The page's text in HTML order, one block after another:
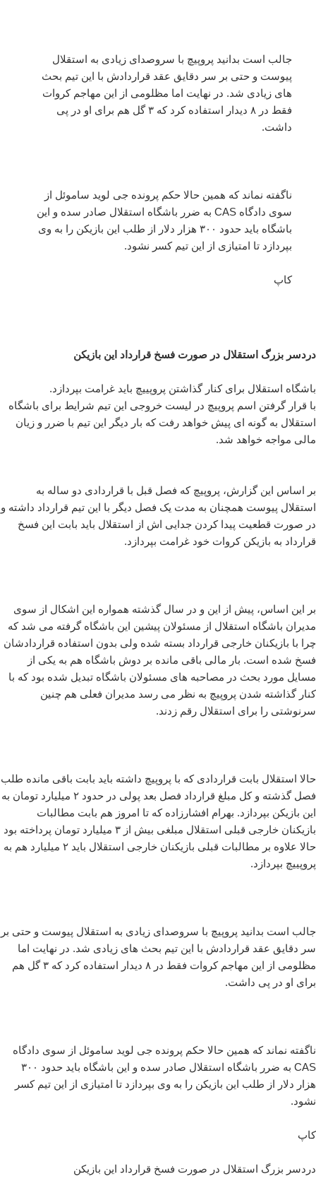
جالب است بدانید پروپیچ با سروصدای زیادی به استقلال
پیوست و حتی بر سر دقایق عقد قراردادش با این تیم بحث
های زیادی شد. در نهایت اما مظلومی از این مهاجم کروات
فقط در ۸ دیدار استفاده کرد که ۳ گل هم برای او در پی
داشت.
ناگفته نماند که همین حالا حکم پرونده جی لوید ساموئل از
سوی دادگاه CAS به ضرر باشگاه استقلال صادر سده و این
باشگاه باید حدود ۳۰۰ هزار دلار از طلب این بازیکن را به وی
بپردازد تا امتیازی از این تیم کسر نشود.
کاپ
دردسر بزرگ استقلال در صورت فسخ قرارداد این بازیکن
باشگاه استقلال برای کنار گذاشتن پروپییچ باید غرامت بپردازد.
با قرار گرفتن اسم پروپیچ در لیست خروجی این تیم شرایط برای باشگاه
استقلال به گونه ای پیش خواهد رفت که بار دیگر این تیم با ضرر و زیان
مالی مواجه خواهد شد.
بر اساس این گزارش، پروپیچ که فصل قبل با قراردادی دو ساله به
استقلال پیوست همچنان به مدت یک فصل دیگر با این تیم قرارداد داشته و
در صورت قطعیت پیدا کردن جدایی اش از استقلال باید بابت این فسخ
قرارداد به بازیکن کروات خود غرامت بپردازد.
بر این اساس، پیش از این و در سال گذشته همواره این اشکال از سوی
مدیران باشگاه استقلال از مسئولان پیشین این باشگاه گرفته می شد که
چرا با بازیکنان خارجی قرارداد بسته شده ولی بدون استفاده قراردادشان
فسخ شده است. بار مالی باقی مانده بر دوش باشگاه هم به یکی از
مسایل مورد بحث در مصاحبه های مسئولان باشگاه تبدیل شده بود که با
کنار گذاشته شدن پروپیچ به نظر می رسد مدیران فعلی هم چنین
سرنوشتی را برای استقلال رقم زدند.
حالا استقلال بابت قراردادی که با پروپیچ داشته باید بابت باقی مانده طلب
فصل گذشته و کل مبلغ قرارداد فصل بعد پولی در حدود ۲ میلیارد تومان به
این بازیکن بپردازد. بهرام افشارزاده که تا امروز هم بابت مطالبات
بازیکنان خارجی قبلی استقلال مبلغی بیش از ۳ میلیارد تومان پرداخته بود
حالا علاوه بر مطالبات قبلی بازیکنان خارجی استقلال باید ۲ میلیارد هم به
پروپییچ بپردازد.
جالب است بدانید پروپیچ با سروصدای زیادی به استقلال پیوست و حتی بر
سر دقایق عقد قراردادش با این تیم بحث های زیادی شد. در نهایت اما
مظلومی از این مهاجم کروات فقط در ۸ دیدار استفاده کرد که ۳ گل هم
برای او در پی داشت.
ناگفته نماند که همین حالا حکم پرونده جی لوید ساموئل از سوی دادگاه
CAS به ضرر باشگاه استقلال صادر سده و این باشگاه باید حدود ۳۰۰
هزار دلار از طلب این بازیکن را به وی بپردازد تا امتیازی از این تیم کسر
نشود.
کاپ
دردسر بزرگ استقلال در صورت فسخ قرارداد این بازیکن